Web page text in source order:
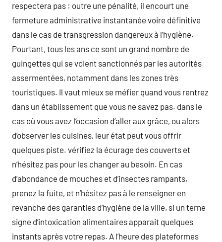
respectera pas : outre une pénalité, il encourt une
fermeture administrative instantanée voire définitive
dans le cas de transgression dangereux à l’hygiène.
Pourtant, tous les ans ce sont un grand nombre de
guingettes qui se voient sanctionnés par les autorités
assermentées, notamment dans les zones très
touristiques. Il vaut mieux se méfier quand vous rentrez
dans un établissement que vous ne savez pas. dans le
cas où vous avez l’occasion d’aller aux grâce, ou alors
d’observer les cuisines, leur état peut vous offrir
quelques piste. vérifiez la écurage des couverts et
n’hésitez pas pour les changer au besoin. En cas
d’abondance de mouches et d’insectes rampants,
prenez la fuite, et n’hésitez pas à le renseigner en
revanche des garanties d’hygiène de la ville, si un terne
signe d’intoxication alimentaires apparait quelques
instants après votre repas. A l’heure des plateformes